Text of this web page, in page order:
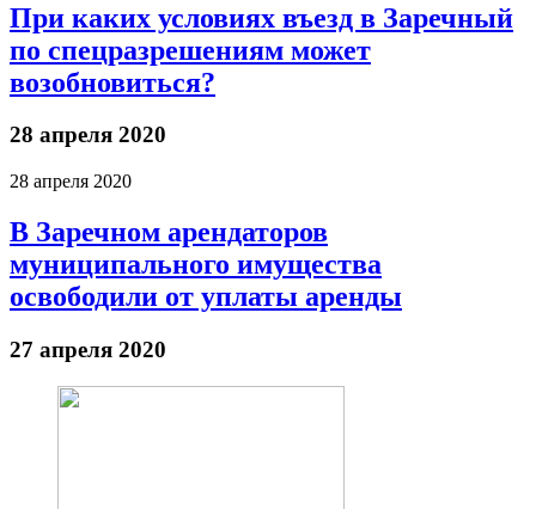
При каких условиях въезд в Заречный
по спецразрешениям может
возобновиться?
28 апреля 2020
28 апреля 2020
В Заречном арендаторов
муниципального имущества
освободили от уплаты аренды
27 апреля 2020